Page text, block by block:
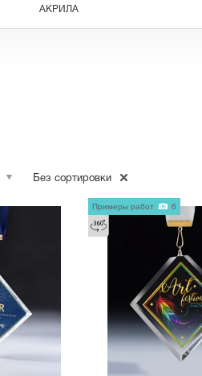
АКРИЛА
Без сортировки
Примеры работ 6